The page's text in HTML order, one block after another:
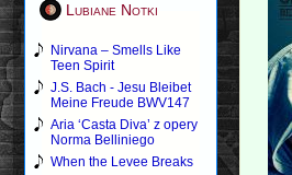
Lubiane Notki
Nirvana – Smells Like
Teen Spirit
J.S. Bach - Jesu Bleibet
Meine Freude BWV147
Aria ‘Casta Diva’ z opery
Norma Belliniego
When the Levee Breaks